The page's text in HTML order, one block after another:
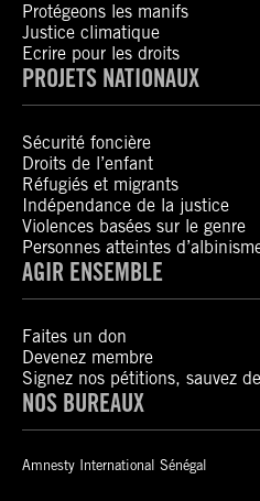
Protégeons les manifs
Justice climatique
Ecrire pour les droits
PROJETS NATIONAUX
Sécurité foncière
Droits de l’enfant
Réfugiés et migrants
Indépendance de la justice
Violences basées sur le genre
Personnes atteintes
AGIR ENSEMBLE
Faites un don
Devenez membre
Signez nos pétitions, sauvez
NOS BUREAUX
Amnesty International Sénégal